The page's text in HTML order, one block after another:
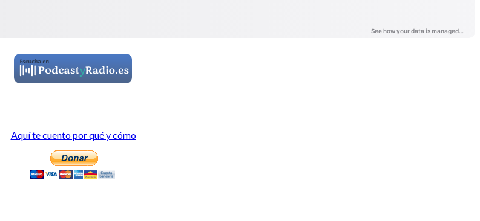
Aquí te cuento por qué y cómo